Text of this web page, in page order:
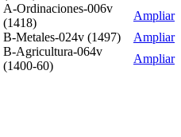
A-Ordinaciones-006v
(1418)
Ampliar
B-Metales-024v (1497)
Ampliar
B-Agricultura-064v
(1400-60)
Ampliar